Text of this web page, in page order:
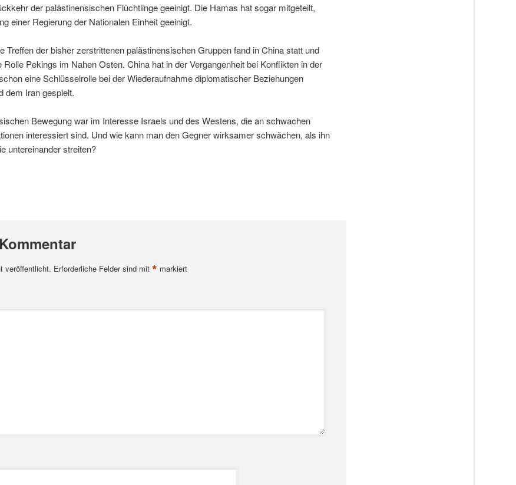
der palästinensischen Flüchtlinge geeinigt. Die Hamas hat sogar mitgeteilt,
einer Regierung der Nationalen Einheit geeinigt.
Treffen der bisher zerstrittenen palästinensischen Gruppen fand in China statt und
Pekings im Nahen Osten. China hat in der Vergangenheit bei Konflikten in der
eine Schlüsselrolle bei der Wiederaufnahme diplomatischer Beziehungen
dem Iran gespielt.
Bewegung war im Interesse Israels und des Westens, die an schwachen
interessiert sind. Und wie kann man den Gegner wirksamer schwächen, als ihn
untereinander streiten?
veröffentlicht. Erforderliche Felder sind mit * markiert